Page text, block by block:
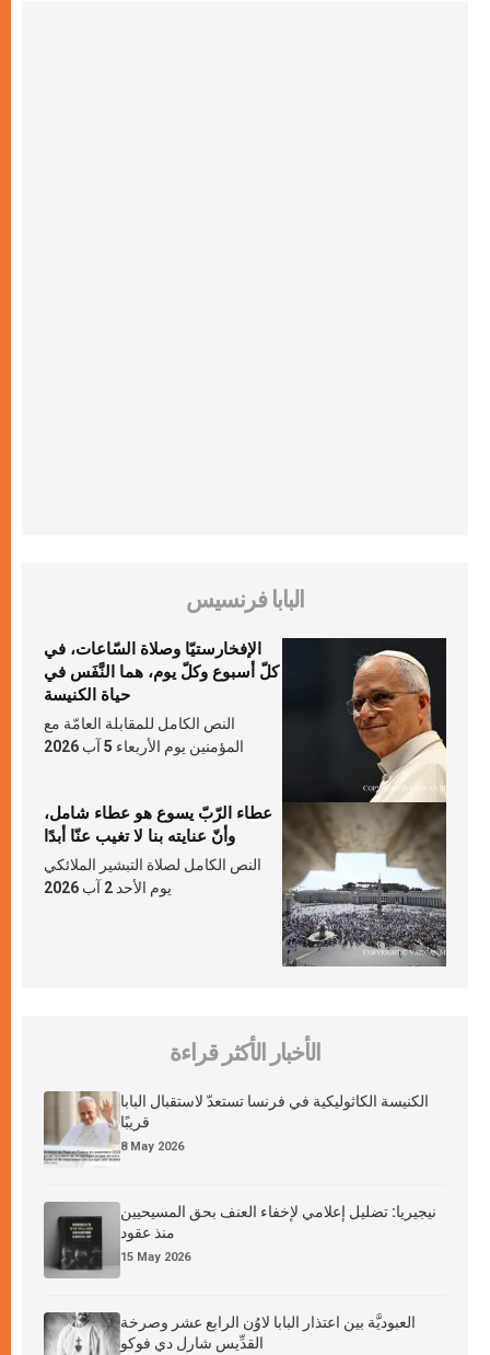
البابا فرنسيس
الإفخارستيّا وصلاة السّاعات، في
كلّ أسبوع وكلّ يوم، هما النَّفَس في
حياة الكنيسة
النص الكامل للمقابلة العامّة مع
المؤمنين يوم الأربعاء 5 آب 2026
عطاء الرّبّ يسوع هو عطاء شامل،
وأنّ عنايته بنا لا تغيب عنّا أبدًا
النص الكامل لصلاة التبشير الملائكي
يوم الأحد 2 آب 2026
الأخبار الأكثر قراءة
الكنيسة الكاثوليكية في فرنسا تستعدّ لاستقبال البابا
قريبًا
8 May 2026
نيجيريا: تضليل إعلامي لإخفاء العنف بحق المسيحيين
منذ عقود
15 May 2026
العبوديَّة بين اعتذار البابا لاوُن الرابع عشر وصرخة
القدِّيس شارل دي فوكو